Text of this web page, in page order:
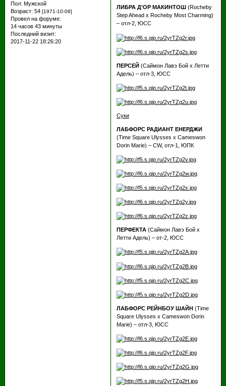
Пол: Мужской
Возраст: 54 [1971-10-08]
Провел на форуме:
14 часов 43 минуты
Последний визит:
2017-11-22 18:26:20
ЛИБРА Д’ОР МАКИНТОШ (Rocheby
Step Ahead х Rocheby Most Charming)
– отл-2, ЮСС
ПЕРСЕЙ(Саймон Лавэ Бой х Летти
Адель) – отл-3, ЮСС
Суки
ЛАБФОРС РАДИАНТ ЕНЕРДЖИ
(Time Square Ulysses х Cameswon
Dorin Marie) – CW, отл-1, ЮПК
ПЕРФЕКТА(Саймон Лавэ Бой х
Летти Адель) – от-2, ЮСС
ЛАБФОРС РЕЙНБОУ ШАЙН(Time
Square Ulysses х Cameswon Dorin
Marie) – отл-3, ЮСС